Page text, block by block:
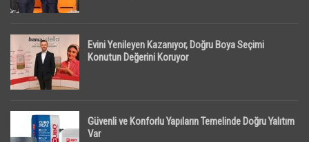
Evini Yenileyen Kazanıyor, Doğru Boya Seçimi
Konutun Değerini Koruyor
Güvenli ve Konforlu Yapıların Temelinde Doğru Yalıtım
Var